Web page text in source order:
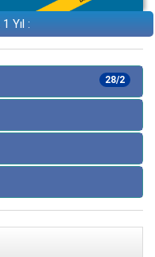
Yıl :
28/2